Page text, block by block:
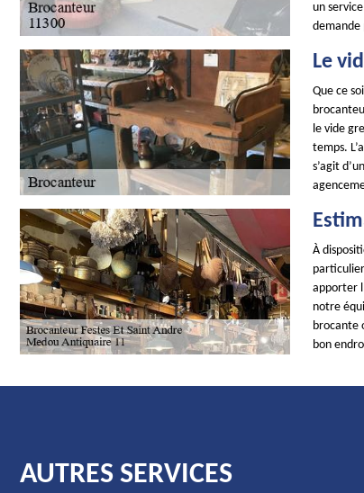
un
demande
Le
Que ce
le vide
temps.
s’agit
À
apporter
notre
brocante
bon
AUTRES SERVICES